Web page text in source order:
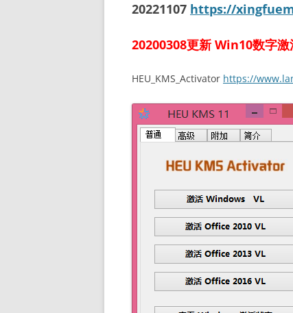
20221107 https://
20200308更新 Win10数字激
HEU_KMS_Activator https://